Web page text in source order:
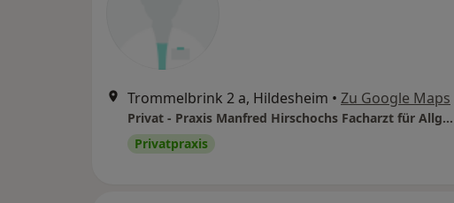
Trommelbrink 2 a, Hildesheim • Zu Google Maps
Privat - Praxis Manfred Hirschochs Facharzt für Allgemeinmedizin
Privatpraxis